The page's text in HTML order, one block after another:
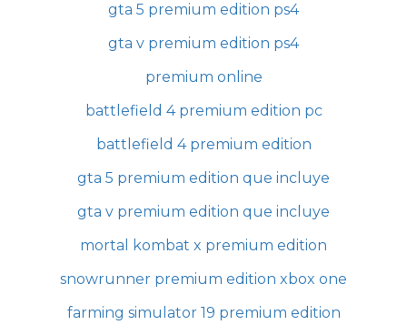
gta 5 premium edition ps4
gta v premium edition ps4
premium online
battlefield 4 premium edition pc
battlefield 4 premium edition
gta 5 premium edition que incluye
gta v premium edition que incluye
mortal kombat x premium edition
snowrunner premium edition xbox one
farming simulator 19 premium edition